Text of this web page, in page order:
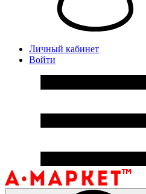
Личный кабинет
Войти